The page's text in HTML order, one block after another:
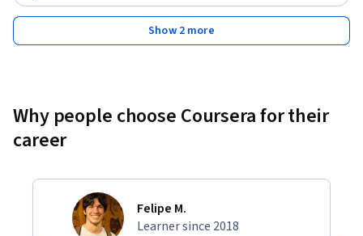
Show 2 more
Why people choose Coursera for their
career
Felipe M.
Learner since 2018